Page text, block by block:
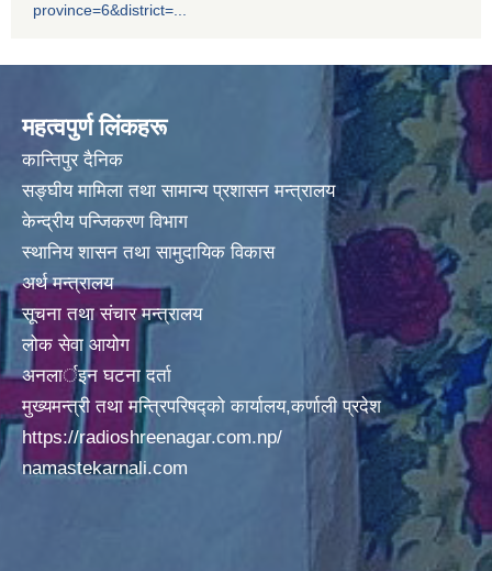
province=6&district=...
महत्वपुर्ण लिंकहरू
कान्तिपुर दैनिक
सङ्घीय मामिला तथा सामान्य प्रशासन मन्त्रालय
केन्द्रीय पन्जिकरण विभाग
स्थानिय शासन तथा सामुदायिक विकास
अर्थ मन्त्रालय
सूचना तथा संचार मन्त्रालय
लोक सेवा आयोग
अनलार्इन घटना दर्ता
मुख्यमन्त्री तथा मन्त्रिपरिषद्को कार्यालय,कर्णाली प्रदेश
https://radioshreenagar.com.np/
namastekarnali.com